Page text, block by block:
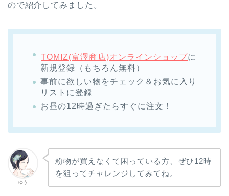
ので紹介してみました。
TOMIZ(富澤商店)オンラインショップに
新規登録（もちろん無料）
事前に欲しい物をチェック＆お気に入り
リストに登録
お昼の12時過ぎたらすぐに注文！
ゆう
粉物が買えなくて困っている方、ぜひ12時
を狙ってチャレンジしてみてね。